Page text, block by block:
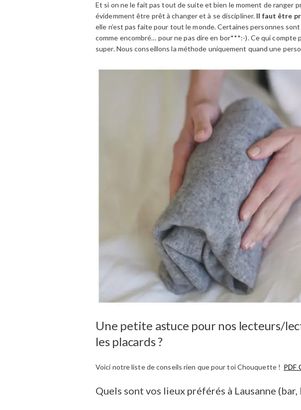
Et si on ne le fait pas tout de suite et bien le moment de ranger
évidemment être prêt à changer et à se discipliner. Il faut être
elle n’est pas faite pour tout le monde. Certaines personnes
comme encombré… pour ne pas dire en bor***:-). Ce qui compte
super. Nous conseillons la méthode uniquement quand une
Une petite astuce pour nos lecteurs/
les placards ?
Voici notre liste de conseils rien que pour toi Chouquette ! PDF
Quels sont vos lieux préférés à Lausanne